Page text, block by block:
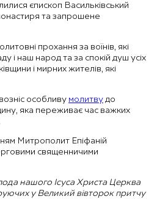
єпископ Васильківський
та запрошене
прохання за воїнів, які
і наш народ та за спокій душ усіх
і мирних жителів, які
особливу молитву до
яка переживає час важких
Митрополит Епіфаній
священничими
нашого Ісуса Христа Церква
у Великий вівторок притчу